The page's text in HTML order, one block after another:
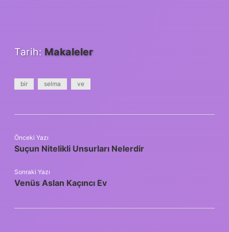
Tarih: Makaleler
bir selma ve
Önceki Yazı
Suçun Nitelikli Unsurları Nelerdir
Sonraki Yazı
Venüs Aslan Kaçıncı Ev